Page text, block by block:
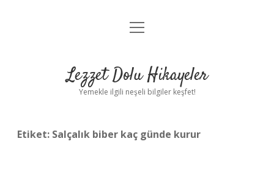
Anasayfa
Yasal Uyarı
menüyü
Lezzet Dolu Hikayeler
Yemekle ilgili neşeli bilgiler keşfet!
Etiket: Salçalık biber kaç günde kurur